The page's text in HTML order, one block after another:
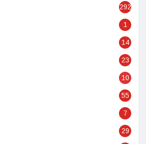
292
1
14
23
10
55
7
29